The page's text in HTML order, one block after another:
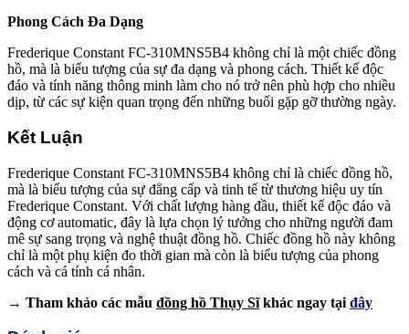
Phong Cách Đa Dạng
Frederique Constant FC-310MNS5B4 không chỉ là một chiếc đồng
hồ, mà là biểu tượng của sự đa dạng và phong cách. Thiết kế độc
đáo và tính năng thông minh làm cho nó trở nên phù hợp cho nhiều
dịp, từ các sự kiện quan trọng đến những buổi gặp gỡ thường ngày.
Kết Luận
Frederique Constant FC-310MNS5B4 không chỉ là chiếc đồng hồ,
mà là biểu tượng của sự đẳng cấp và tinh tế từ thương hiệu uy tín
Frederique Constant. Với chất lượng hàng đầu, thiết kế độc đáo và
động cơ automatic, đây là lựa chọn lý tưởng cho những người đam
mê sự sang trọng và nghệ thuật đồng hồ. Chiếc đồng hồ này không
chỉ là một phụ kiện đo thời gian mà còn là biểu tượng của phong
cách và cá tính cá nhân.
→ Tham khảo các mẫu đồng hồ Thụy Sĩkhác ngay tại đây